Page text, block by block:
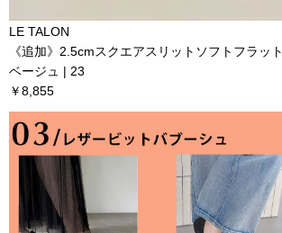
LE TALON
《追加》2.5cmスクエアスリットソフトフラット
ベージュ | 23
￥8,855